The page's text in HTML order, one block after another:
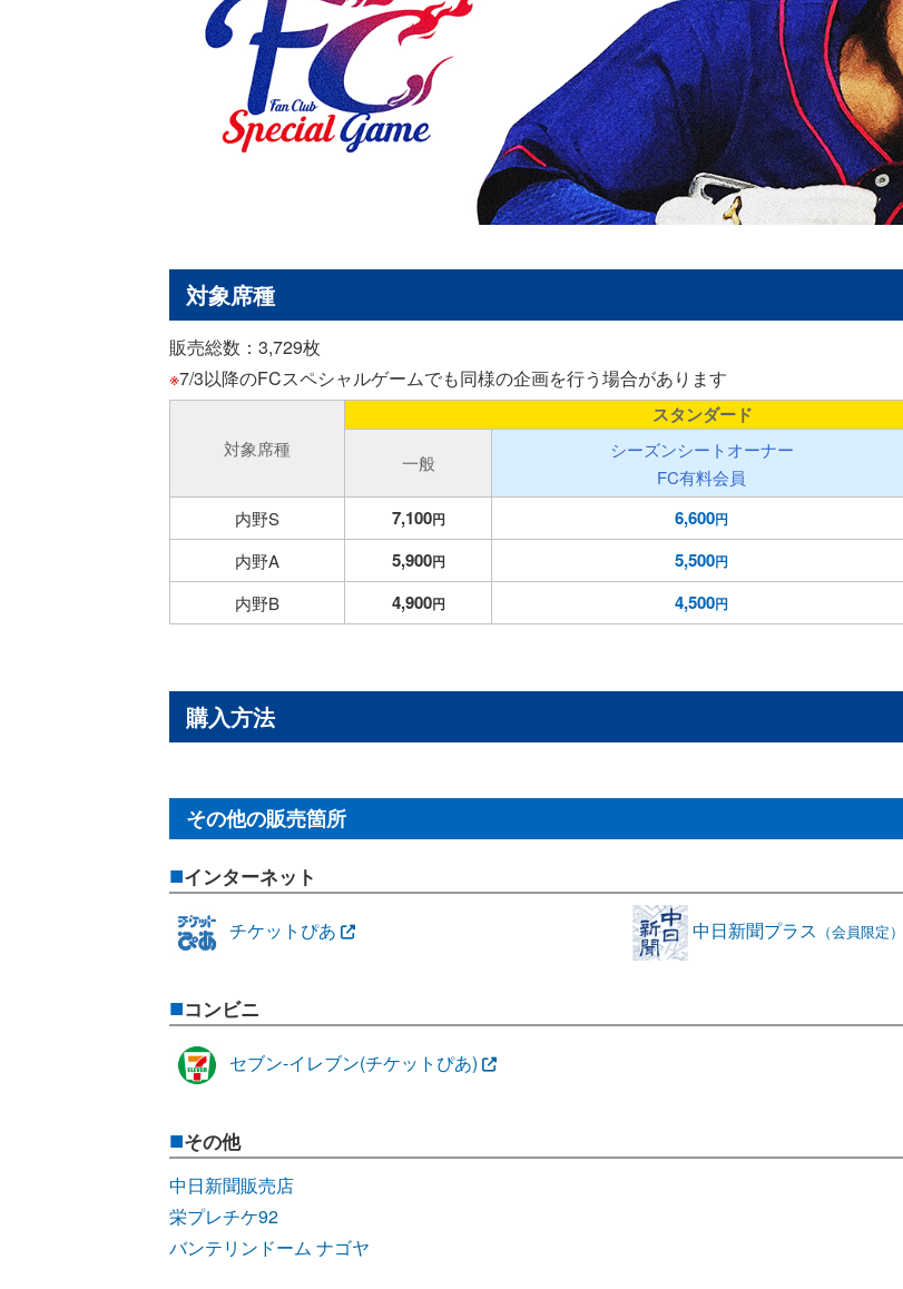
対象席種
販売総数：3,729枚
※7/3以降のFCスペシャルゲームでも同様の企画を行う場合があります
対象席種
スタンダード
一般
シーズンシートオーナー
FC有料会員
内野S 7,100円 6,600円
内野A 5,900円 5,500円
内野B 4,900円 4,500円
購入方法
その他の販売箇所
インターネット
チケットぴあ 中日新聞プラス （会員限定）
コンビニ
セブン-イレブン(チケットぴあ)
その他
中日新聞販売店
栄プレチケ92
バンテリンドーム ナゴヤ